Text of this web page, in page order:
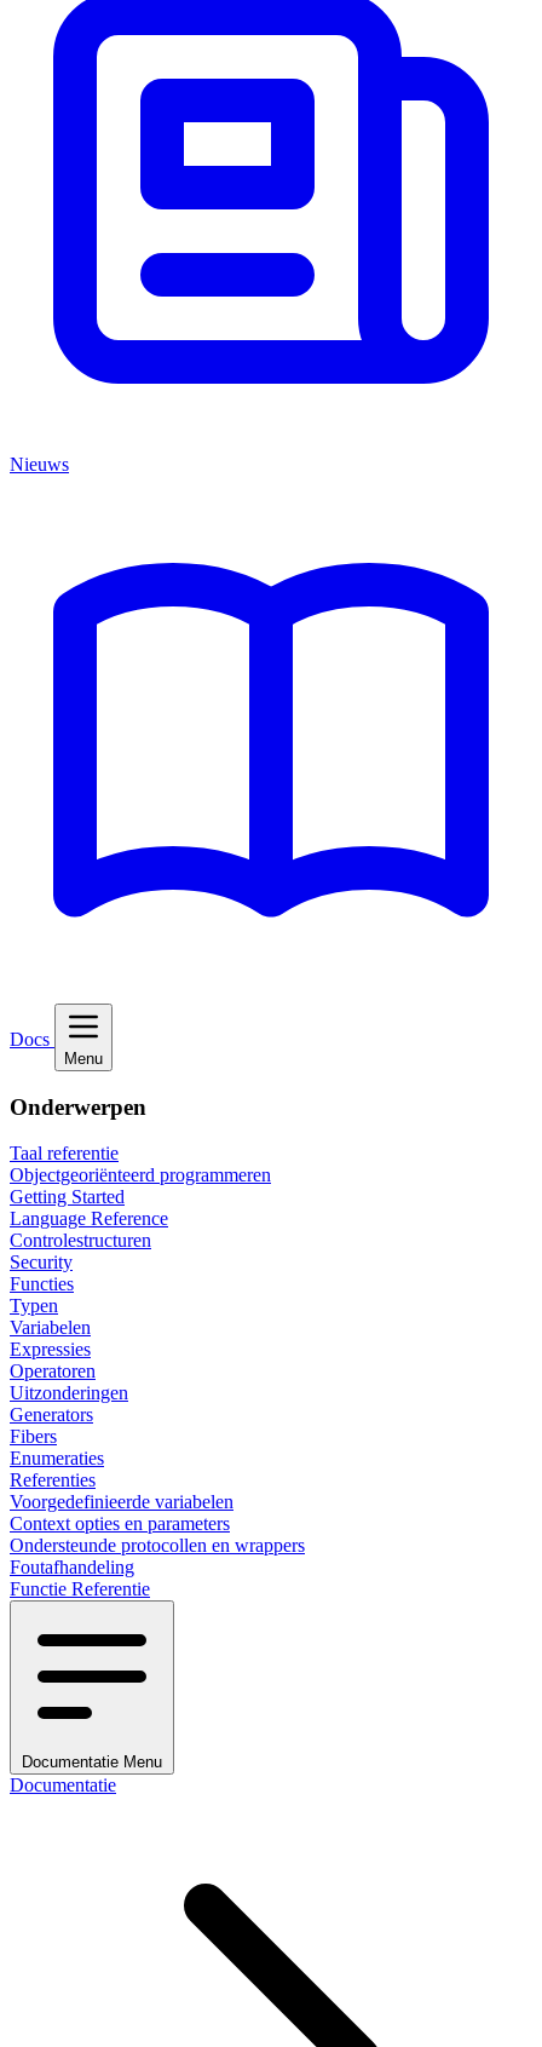
Nieuws
Docs
Menu
Onderwerpen
Taal referentie
Objectgeoriënteerd programmeren
Getting Started
Language Reference
Controlestructuren
Security
Functies
Typen
Variabelen
Expressies
Operatoren
Uitzonderingen
Generators
Fibers
Enumeraties
Referenties
Voorgedefinieerde variabelen
Context opties en parameters
Ondersteunde protocollen en wrappers
Foutafhandeling
Functie Referentie
Documentatie Menu
Documentatie